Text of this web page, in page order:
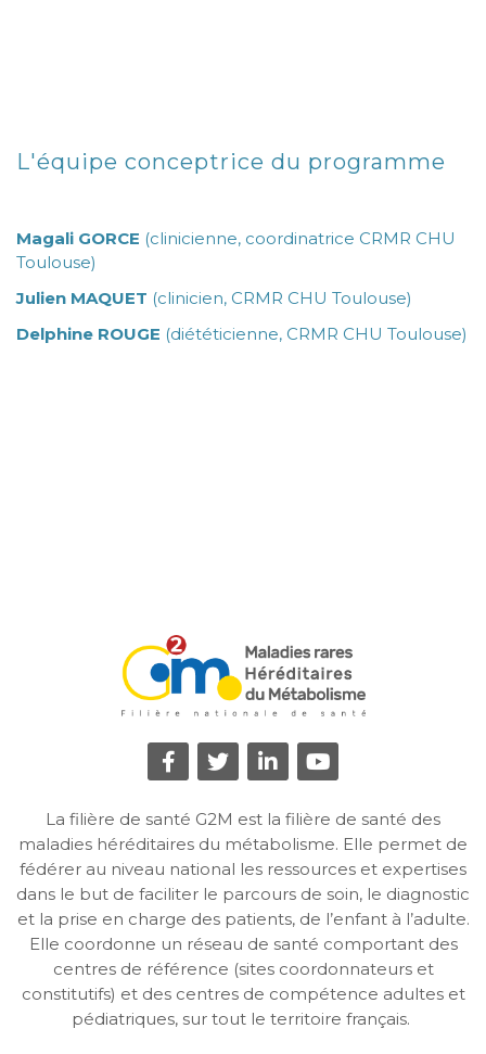
L'équipe conceptrice du programme
Magali GORCE (clinicienne, coordinatrice CRMR CHU
Toulouse)
Julien MAQUET (clinicien, CRMR CHU Toulouse)
Delphine ROUGE (diététicienne, CRMR CHU Toulouse)
La filière de santé G2M est la filière de santé des
maladies héréditaires du métabolisme. Elle permet de
fédérer au niveau national les ressources et expertises
dans le but de faciliter le parcours de soin, le diagnostic
et la prise en charge des patients, de l’enfant à l’adulte.
Elle coordonne un réseau de santé comportant des
centres de référence (sites coordonnateurs et
constitutifs) et des centres de compétence adultes et
pédiatriques, sur tout le territoire français.